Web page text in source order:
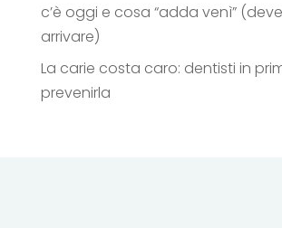
c’è oggi e cosa “adda venì”
arrivare)
La carie costa caro: dentisti in
prevenirla